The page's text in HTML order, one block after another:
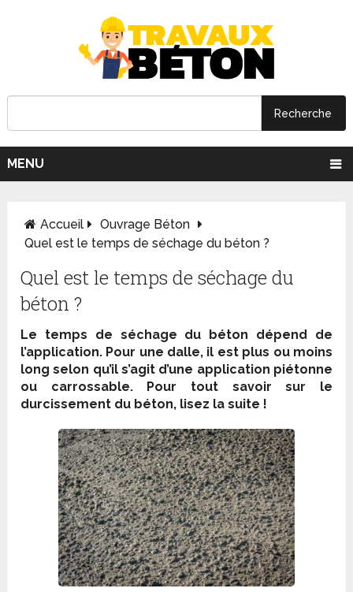
MENU
Accueil
Ouvrage Béton
Quel est le temps de séchage du béton ?
Quel est le temps de séchage du
béton ?
Le temps de séchage du béton dépend de
l’application. Pour une dalle, il est plus ou moins
long selon qu’il s’agit d’une application piétonne
ou carrossable. Pour tout savoir sur le
durcissement du béton, lisez la suite !